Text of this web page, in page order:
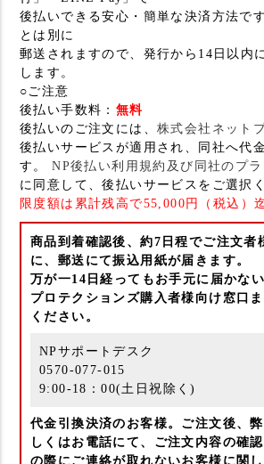
後払いできる安心・簡単な決済方法で
とは別に
郵送されますので、発行から14日以内
します。
○ご注意
後払い手数料： 無料
後払いのご注文には、 株式会社ネット
後払いサービスが適用され、同社へ代
す。NP後払い利用規約及び同社のプ
に同意して、後払いサービスをご選択
限度額は累計残高で55,000円（税込）
商品到着確認後、約7日程でご注文者
に、郵送にて振込用紙が届きます。
万が一14日経ってもお手元に届かな
プロテクションズ購入者様向け窓口
ください。
NPサポートデスク
0570-077-015
9:00-18：00(土日祝除く)
代金引換決済のお客様。ご注文後、
しくはお電話にて、ご注文内容の確
の際にご連絡が取れないお客様に関